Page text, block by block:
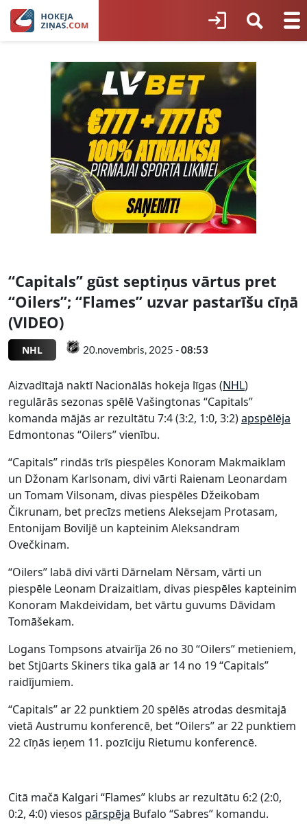
“Capitals” gūst septiņus vārtus pret
“Oilers”; “Flames” uzvar pastarīšu cīņā
(VIDEO)
NHL 20.novembris, 2025 -08:53
Aizvadītajā naktī Nacionālās hokeja līgas (NHL)
regulārās sezonas spēlē Vašingtonas “Capitals”
komanda mājās ar rezultātu 7:4 (3:2, 1:0, 3:2)apspēlēja
Edmontonas “Oilers” vienību.
“Capitals” rindās trīs piespēles Konoram Makmaiklam
un Džonam Karlsonam, divi vārti Raienam Leonardam
un Tomam Vilsonam, divas piespēles Džeikobam
Čikrunam, bet precīzs metiens Aleksejam Protasam,
Entonijam Boviljē un kapteinim Aleksandram
Ovečkinam.
“Oilers” labā divi vārti Dārnelam Nērsam, vārti un
piespēle Leonam Draizaitlam, divas piespēles kapteinim
Konoram Makdeividam, bet vārtu guvums Dāvidam
Tomāšekam.
Logans Tompsons atvairīja 26 no 30 “Oilers” metieniem,
bet Stjūarts Skiners tika galā ar 14 no 19 “Capitals”
raidījumiem.
“Capitals” ar 22 punktiem 20 spēlēs atrodas desmitajā
vietā Austrumu konferencē, bet “Oilers” ar 22 punktiem
22 cīņās ieņem 11. pozīciju Rietumu konferencē.
Citā mačā Kalgari “Flames” klubs ar rezultātu 6:2 (2:0,
0:2, 4:0) viesos pārspēja Bufalo “Sabres” komandu.